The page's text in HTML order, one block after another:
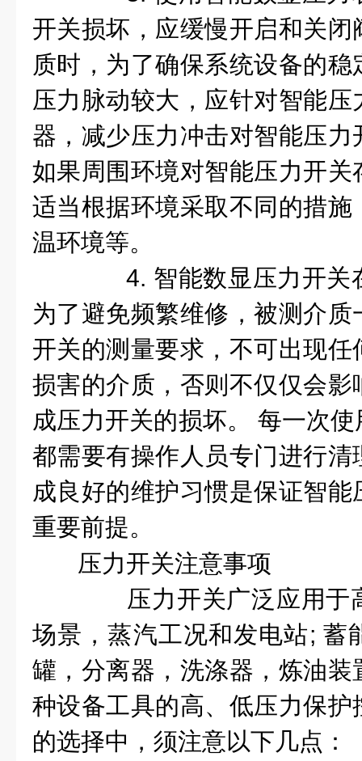
开关损坏，应缓慢开启和关
质时，为了确保系统设备的
压力脉动较大，应针对智能
器，减少压力冲击对智能压
如果周围环境对智能压力开
适当根据环境采取不同的措施
温环境等。
4. 智能数显压力开关
为了避免频繁维修，被测介
开关的测量要求，不可出现
损害的介质，否则不仅仅会
成压力开关的损坏。 每一次
都需要有操作人员专门进行
成良好的维护习惯是保证智
重要前提。
压力开关注意事项
压力开关广泛应用于
场景 ，蒸汽工况和发电站; 蓄
罐，分离器，洗涤器，炼油装
种设备工具的高、低压力保
的选择中，须注意以下几点：